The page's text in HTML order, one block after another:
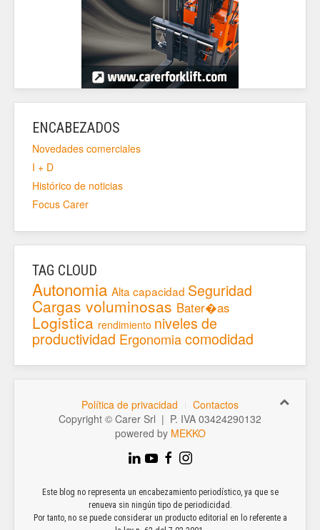
ENCABEZADOS
Novedades comerciales
I + D
Histórico de noticias
Focus Carer
TAG CLOUD
Autonomia Alta capacidad Seguridad
Cargas voluminosas Bater�as
Logistica rendimiento niveles de
productividad Ergonomiacomodidad
Política de privacidad
Contactos
Copyright © Carer Srl | P. IVA 03424290132
powered by MEKKO
Este blog no representa un encabezamiento periodístico, ya que se
renueva sin ningún tipo de periodicidad.
Por tanto, no se puede considerar un producto editorial en lo referente a